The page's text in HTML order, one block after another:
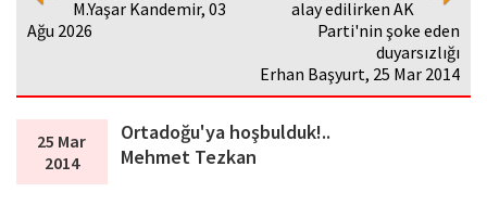
M.Yaşar Kandemir, 03
Ağu 2026
alay edilirken AK
Parti'nin şoke eden
duyarsızlığı
Erhan Başyurt, 25 Mar 2014
25 Mar
2014
Ortadoğu'ya hoşbulduk!..
Mehmet Tezkan